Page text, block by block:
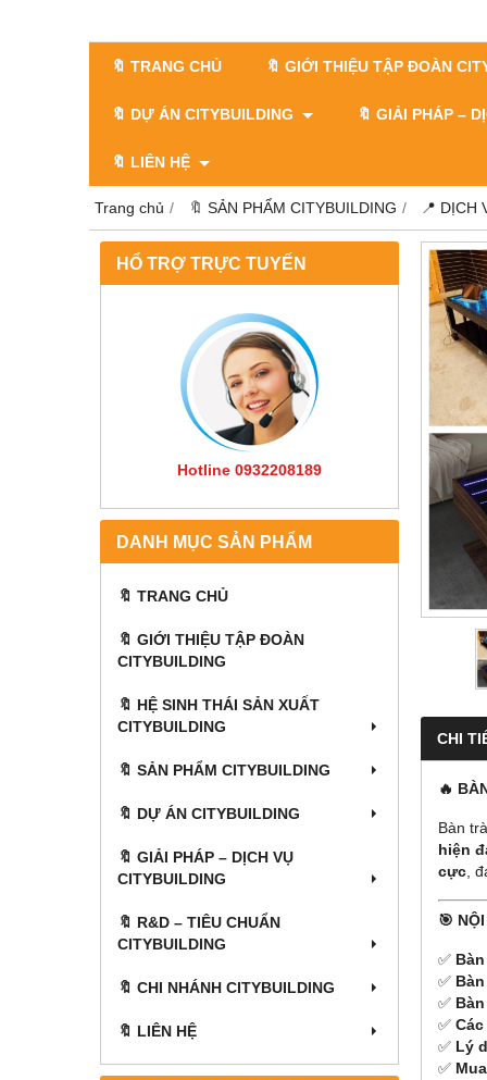
🔖 TRANG CHỦ 🔖 GIỚI THIỆU TẬP ĐOÀN
🔖 DỰ ÁN CITYBUILDING 🔖 GIẢI PHÁP –
🔖 LIÊN HỆ
Trang chủ 🔖 SẢN PHẨM CITYBUILDING 📍 DỊCH
HỔ TRỢ TRỰC TUYẾN
Hotline 0932208189
DANH MỤC SẢN PHẨM
🔖 TRANG CHỦ
🔖 GIỚI THIỆU TẬP ĐOÀN
CITYBUILDING
🔖 HỆ SINH THÁI SẢN XUẤT
CITYBUILDING
🔖 SẢN PHẨM CITYBUILDING
🔖 DỰ ÁN CITYBUILDING
🔖 GIẢI PHÁP – DỊCH VỤ
CITYBUILDING
🔖​​​​​​​ R&D – TIÊU CHUẨN
CITYBUILDING
🔖 CHI NHÁNH CITYBUILDING
🔖 LIÊN HỆ
CHI
🔥
Bàn
hiện
cực ,
🎯
✅
✅
✅
✅
✅ Lý
✅